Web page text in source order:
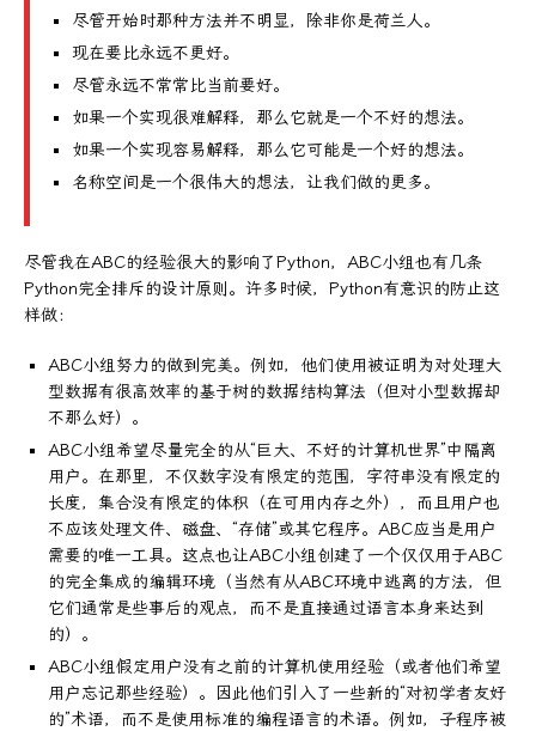
尽管开始时那种方法并不明显，除非你是荷兰人。
现在要比永远不更好。
尽管永远不常常比当前要好。
如果一个实现很难解释，那么它就是一个不好的想法。
如果一个实现容易解释，那么它可能是一个好的想法。
名称空间是一个很伟大的想法，让我们做的更多。
尽管我在ABC的经验很大的影响了Python，ABC小组也有几条
Python完全排斥的设计原则。许多时候，Python有意识的防止这
样做：
ABC小组努力的做到完美。例如，他们使用被证明为对处理大
型数据有很高效率的基于树的数据结构算法（但对小型数据却
不那么好）。
ABC小组希望尽量完全的从“巨大、不好的计算机世界”中隔离
用户。在那里，不仅数字没有限定的范围，字符串没有限定的
长度，集合没有限定的体积（在可用内存之外），而且用户也
不应该处理文件、磁盘、“存储”或其它程序。ABC应当是用户
需要的唯一工具。这点也让ABC小组创建了一个仅仅用于ABC
的完全集成的编辑环境（当然有从ABC环境中逃离的方法，但
它们通常是些事后的观点，而不是直接通过语言本身来达到
的）。
ABC小组假定用户没有之前的计算机使用经验（或者他们希望
用户忘记那些经验）。因此他们引入了一些新的“对初学者友好
的”术语，而不是使用标准的编程语言的术语。例如，子程序被